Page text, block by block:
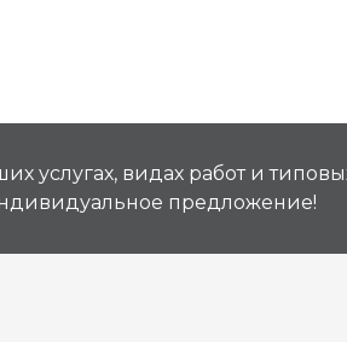
услугах, видах работ и
предложение!